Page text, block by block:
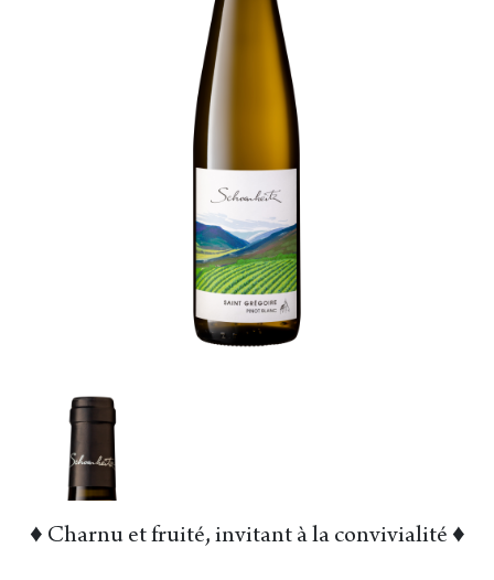
♦ Charnu et fruité, invitant à la convivialité ♦